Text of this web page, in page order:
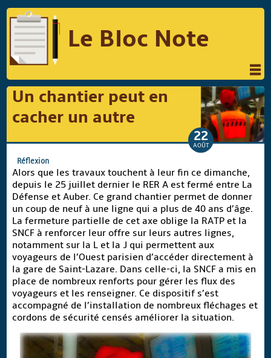
Le Bloc Note
INFORMATIQUE
MUSIQUE
PHOTOGRAPHIE
PODCAST
REVUES DE PRESSE
COMPARATIF DES HYBRIDES
COMPARATIF DES APPAREILS REFLEX
Suivre Le Bloc Note
Un chantier peut en
cacher un autre
22
AOÛT
Réflexion
Alors que les travaux touchent à leur fin ce dimanche,
depuis le 25 juillet dernier le RER A est fermé entre La
Défense et Auber. Ce grand chantier permet de donner
un coup de neuf à une ligne qui a plus de 40 ans d’âge.
La fermeture partielle de cet axe oblige la RATP et la
SNCF à renforcer leur offre sur leurs autres lignes,
notamment sur la L et la J qui permettent aux
voyageurs de l’Ouest parisien d’accéder directement à
la gare de Saint-Lazare. Dans celle-ci, la SNCF a mis en
place de nombreux renforts pour gérer les flux des
voyageurs et les renseigner. Ce dispositif s’est
accompagné de l’installation de nombreux fléchages et
cordons de sécurité censés améliorer la situation.